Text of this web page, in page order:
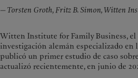
— Torsten Groth, Fritz B. Simon, Witten
Witten Institute for Family Business,
investigación alemán especializado en
publicó un primer estudio de caso
actualizó recientemente, en junio de